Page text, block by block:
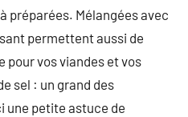
préparées. Mélangées avec
permettent aussi de
vos viandes et vos
sel : un grand des
une petite astuce de